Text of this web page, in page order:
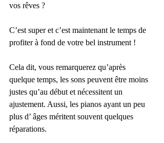
vos rêves ?
C’est super et c’est maintenant le temps de
profiter à fond de votre bel instrument !
Cela dit, vous remarquerez qu’après
quelque temps, les sons peuvent être moins
justes qu’au début et nécessitent un
ajustement. Aussi, les pianos ayant un peu
plus d’ âges méritent souvent quelques
réparations.